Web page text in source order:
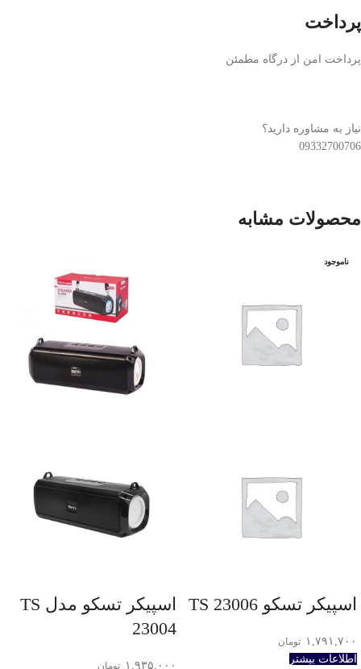
پرداخت
پرداخت امن از درگاه مطمئن
نیاز به مشاوره دارید؟
09332700706
محصولات مشابه
ناموجود
اسپیکر تسکو TS 23006
۱,۷۹۱,۷۰۰ تومان
اطلاعات بیشتر
اسپیکر تسکو مدل TS
23004
۱,۹۳۵,۰۰۰ تومان